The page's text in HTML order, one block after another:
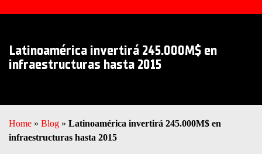
TRUCOS Y CONSEJOS
EXPLORAR RUBI
Latinoamérica invertirá 245.000M$ en
infraestructuras hasta 2015
Home » Blog » Latinoamérica invertirá 245.000M$ en
infraestructuras hasta 2015